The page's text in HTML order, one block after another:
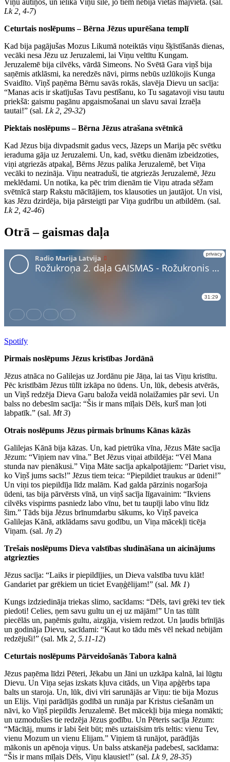
Viņu autiņos, un ielika Viņu silē, jo tiem nebija vietas mājvietā. (sal.
Lk 2, 4-7)
Ceturtais noslēpums – Bērna Jēzus upurēšana templī
Kad bija pagājušas Mozus Likumā noteiktās viņu šķīstīšanās dienas,
vecāki nesa Jēzu uz Jeruzalemi, lai Viņu veltītu Kungam.
Jeruzalemē bija cilvēks, vārdā Simeons. No Svētā Gara viņš bija
saņēmis atklāsmi, ka neredzēs nāvi, pirms nebūs uzlūkojis Kunga
Svaidīto. Viņš paņēma Bērnu savās rokās, slavēja Dievu un sacīja:
“Manas acis ir skatījušas Tavu pestīšanu, ko Tu sagatavoji visu tautu
priekšā: gaismu pagānu apgaismošanai un slavu savai Izraēļa
tautai!” (sal. Lk 2, 29-32)
Piektais noslēpums – Bērna Jēzus atrašana svētnīcā
Kad Jēzus bija divpadsmit gadus vecs, Jāzeps un Marija pēc svētku
ieraduma gāja uz Jeruzalemi. Un, kad, svētku dienām izbeidzoties,
viņi atgriezās atpakaļ, Bērns Jēzus palika Jeruzalemē, bet Viņa
vecāki to nezināja. Viņu neatraduši, tie atgriezās Jeruzalemē, Jēzu
meklēdami. Un notika, ka pēc trim dienām tie Viņu atrada sēžam
svētnīcā starp Rakstu mācītājiem, tos klausoties un jautājot. Un visi,
kas Jēzu dzirdēja, bija pārsteigti par Viņa gudrību un atbildēm. (sal.
Lk 2, 42-46)
Otrā – gaismas daļa
Spotify
Pirmais noslēpums Jēzus kristības Jordānā
Jēzus atnāca no Galilejas uz Jordānu pie Jāņa, lai tas Viņu kristītu.
Pēc kristībām Jēzus tūlīt izkāpa no ūdens. Un, lūk, debesis atvērās,
un Viņš redzēja Dieva Garu baloža veidā nolaižamies pār sevi. Un
balss no debesīm sacīja: “Šis ir mans mīļais Dēls, kurš man ļoti
labpatīk.” (sal. Mt 3)
Otrais noslēpums Jēzus pirmais brīnums Kānas kāzās
Galilejas Kānā bija kāzas. Un, kad pietrūka vīna, Jēzus Māte sacīja
Jēzum: “Viņiem nav vīna.” Bet Jēzus viņai atbildēja: “Vēl Mana
stunda nav pienākusi.” Viņa Māte sacīja apkalpotājiem: “Dariet visu,
ko Viņš jums sacīs!” Jēzus tiem teica: “Piepildiet traukus ar ūdeni!”
Un viņi tos piepildīja līdz malām. Kad galda pārzinis nogaršoja
ūdeni, tas bija pārvērsts vīnā, un viņš sacīja līgavainim: “Ikviens
cilvēks vispirms pasniedz labo vīnu, bet tu taupīji labo vīnu līdz
šim.” Tāds bija Jēzus brīnumdarbu sākums, ko Viņš paveica
Galilejas Kānā, atklādams savu godību, un Viņa mācekļi ticēja
Viņam. (sal. Jņ 2)
Trešais noslēpums Dieva valstības sludināšana un aicinājums
atgriezties
Jēzus sacīja: “Laiks ir piepildījies, un Dieva valstība tuvu klāt!
Gandariet par grēkiem un ticiet Evaņģēlijam!” (sal. Mk 1)
Kungs izdziedināja triekas slimo, sacīdams: “Dēls, tavi grēki tev tiek
piedoti! Celies, ņem savu gultu un ej uz mājām!” Un tas tūlīt
piecēlās un, paņēmis gultu, aizgāja, visiem redzot. Un ļaudis brīnījās
un godināja Dievu, sacīdami: “Kaut ko tādu mēs vēl nekad nebijām
redzējuši!” (sal. Mk 2, 5.11-12)
Ceturtais noslēpums Pārveidošanās Tabora kalnā
Jēzus paņēma līdzi Pēteri, Jēkabu un Jāni un uzkāpa kalnā, lai lūgtu
Dievu. Un Viņa sejas izskats kļuva citāds, un Viņa apģērbs tapa
balts un staroja. Un, lūk, divi vīri sarunājās ar Viņu: tie bija Mozus
un Elijs. Viņi parādījās godībā un runāja par Kristus ciešanām un
nāvi, ko Viņš piepildīs Jeruzalemē. Bet mācekļi bija miega nomākti;
un uzmodušies tie redzēja Jēzus godību. Un Pēteris sacīja Jēzum:
“Mācītāj, mums ir labi šeit būt; mēs uztaisīsim trīs teltis: vienu Tev,
vienu Mozum un vienu Elijam.” Viņiem tā runājot, parādījās
mākonis un apēnoja viņus. Un balss atskanēja padebesī, sacīdama:
“Šis ir mans mīļais Dēls, Viņu klausiet!” (sal. Lk 9, 28-35)